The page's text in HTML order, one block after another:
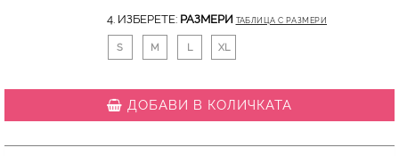
4. ИЗБЕРЕТЕ: РАЗМЕРИ ТАБЛИЦА С РАЗМЕРИ
S M L XL
ДОБАВИ В КОЛИЧКАТА